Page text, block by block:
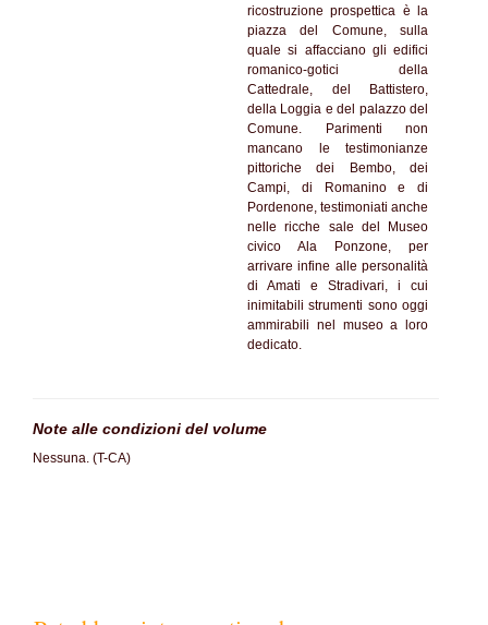
ricostruzione prospettica è la
piazza del Comune, sulla
quale si affacciano gli edifici
romanico-gotici della
Cattedrale, del Battistero,
della Loggia e del palazzo del
Comune. Parimenti non
mancano le testimonianze
pittoriche dei Bembo, dei
Campi, di Romanino e di
Pordenone, testimoniati anche
nelle ricche sale del Museo
civico Ala Ponzone, per
arrivare infine alle personalità
di Amati e Stradivari, i cui
inimitabili strumenti sono oggi
ammirabili nel museo a loro
dedicato.
Note alle condizioni del volume
Nessuna. (T-CA)